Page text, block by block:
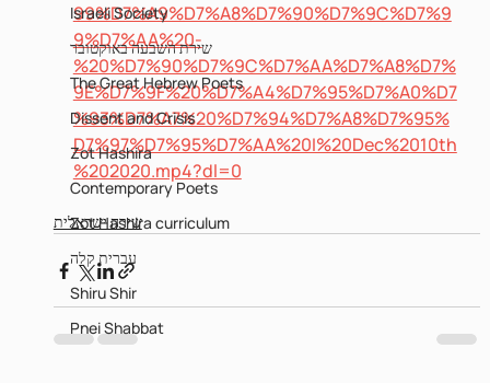
Israeli Society
שירת השבעה באוקטובר
The Great Hebrew Poets
Dissent and Crisis
Zot Hashira
Contemporary Poets
Zot Hashira curriculum
עברית קלה
Shiru Shir
Pnei Shabbat
99%D7%A9%D7%A8%D7%90%D7%9C%D7%9
9%D7%AA%20-
%20%D7%90%D7%9C%D7%AA%D7%A8%D7%
9E%D7%9F%20%D7%A4%D7%95%D7%A0%D7
%93%D7%A7%20%D7%94%D7%A8%D7%95%
D7%97%D7%95%D7%AA%20I%20Dec%2010th
%202020.mp4?dl=0
שירה ישראלית